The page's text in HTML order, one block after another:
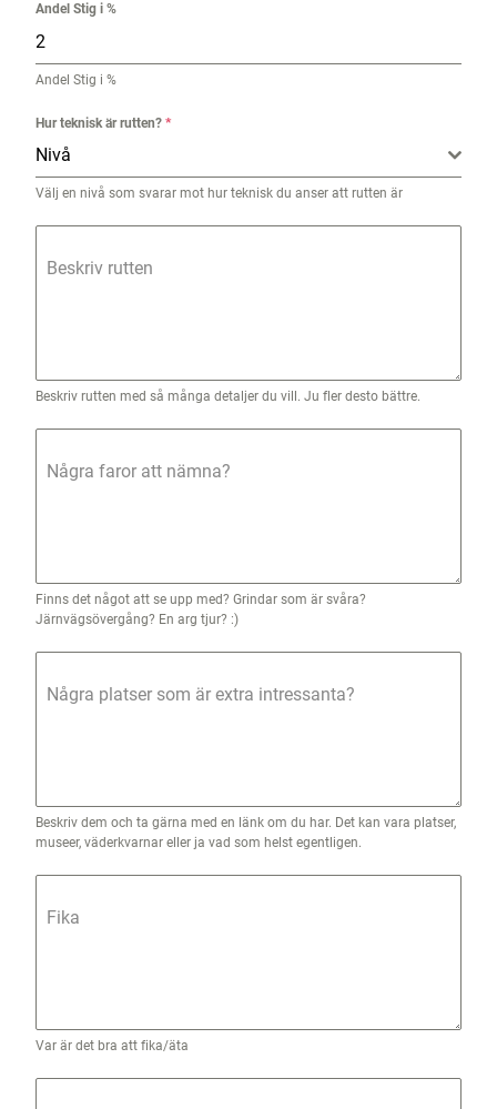
Andel Stig i %
Andel Stig i %
Hur teknisk är rutten? *
Nivå
Välj en nivå som svarar mot hur teknisk du anser att rutten är
Beskriv rutten
Beskriv rutten med så många detaljer du vill. Ju fler desto bättre.
Några faror att nämna?
Finns det något att se upp med? Grindar som är svåra?
Järnvägsövergång? En arg tjur? :)
Några platser som är extra intressanta?
Beskriv dem och ta gärna med en länk om du har. Det kan vara platser,
museer, väderkvarnar eller ja vad som helst egentligen.
Fika
Var är det bra att fika/äta